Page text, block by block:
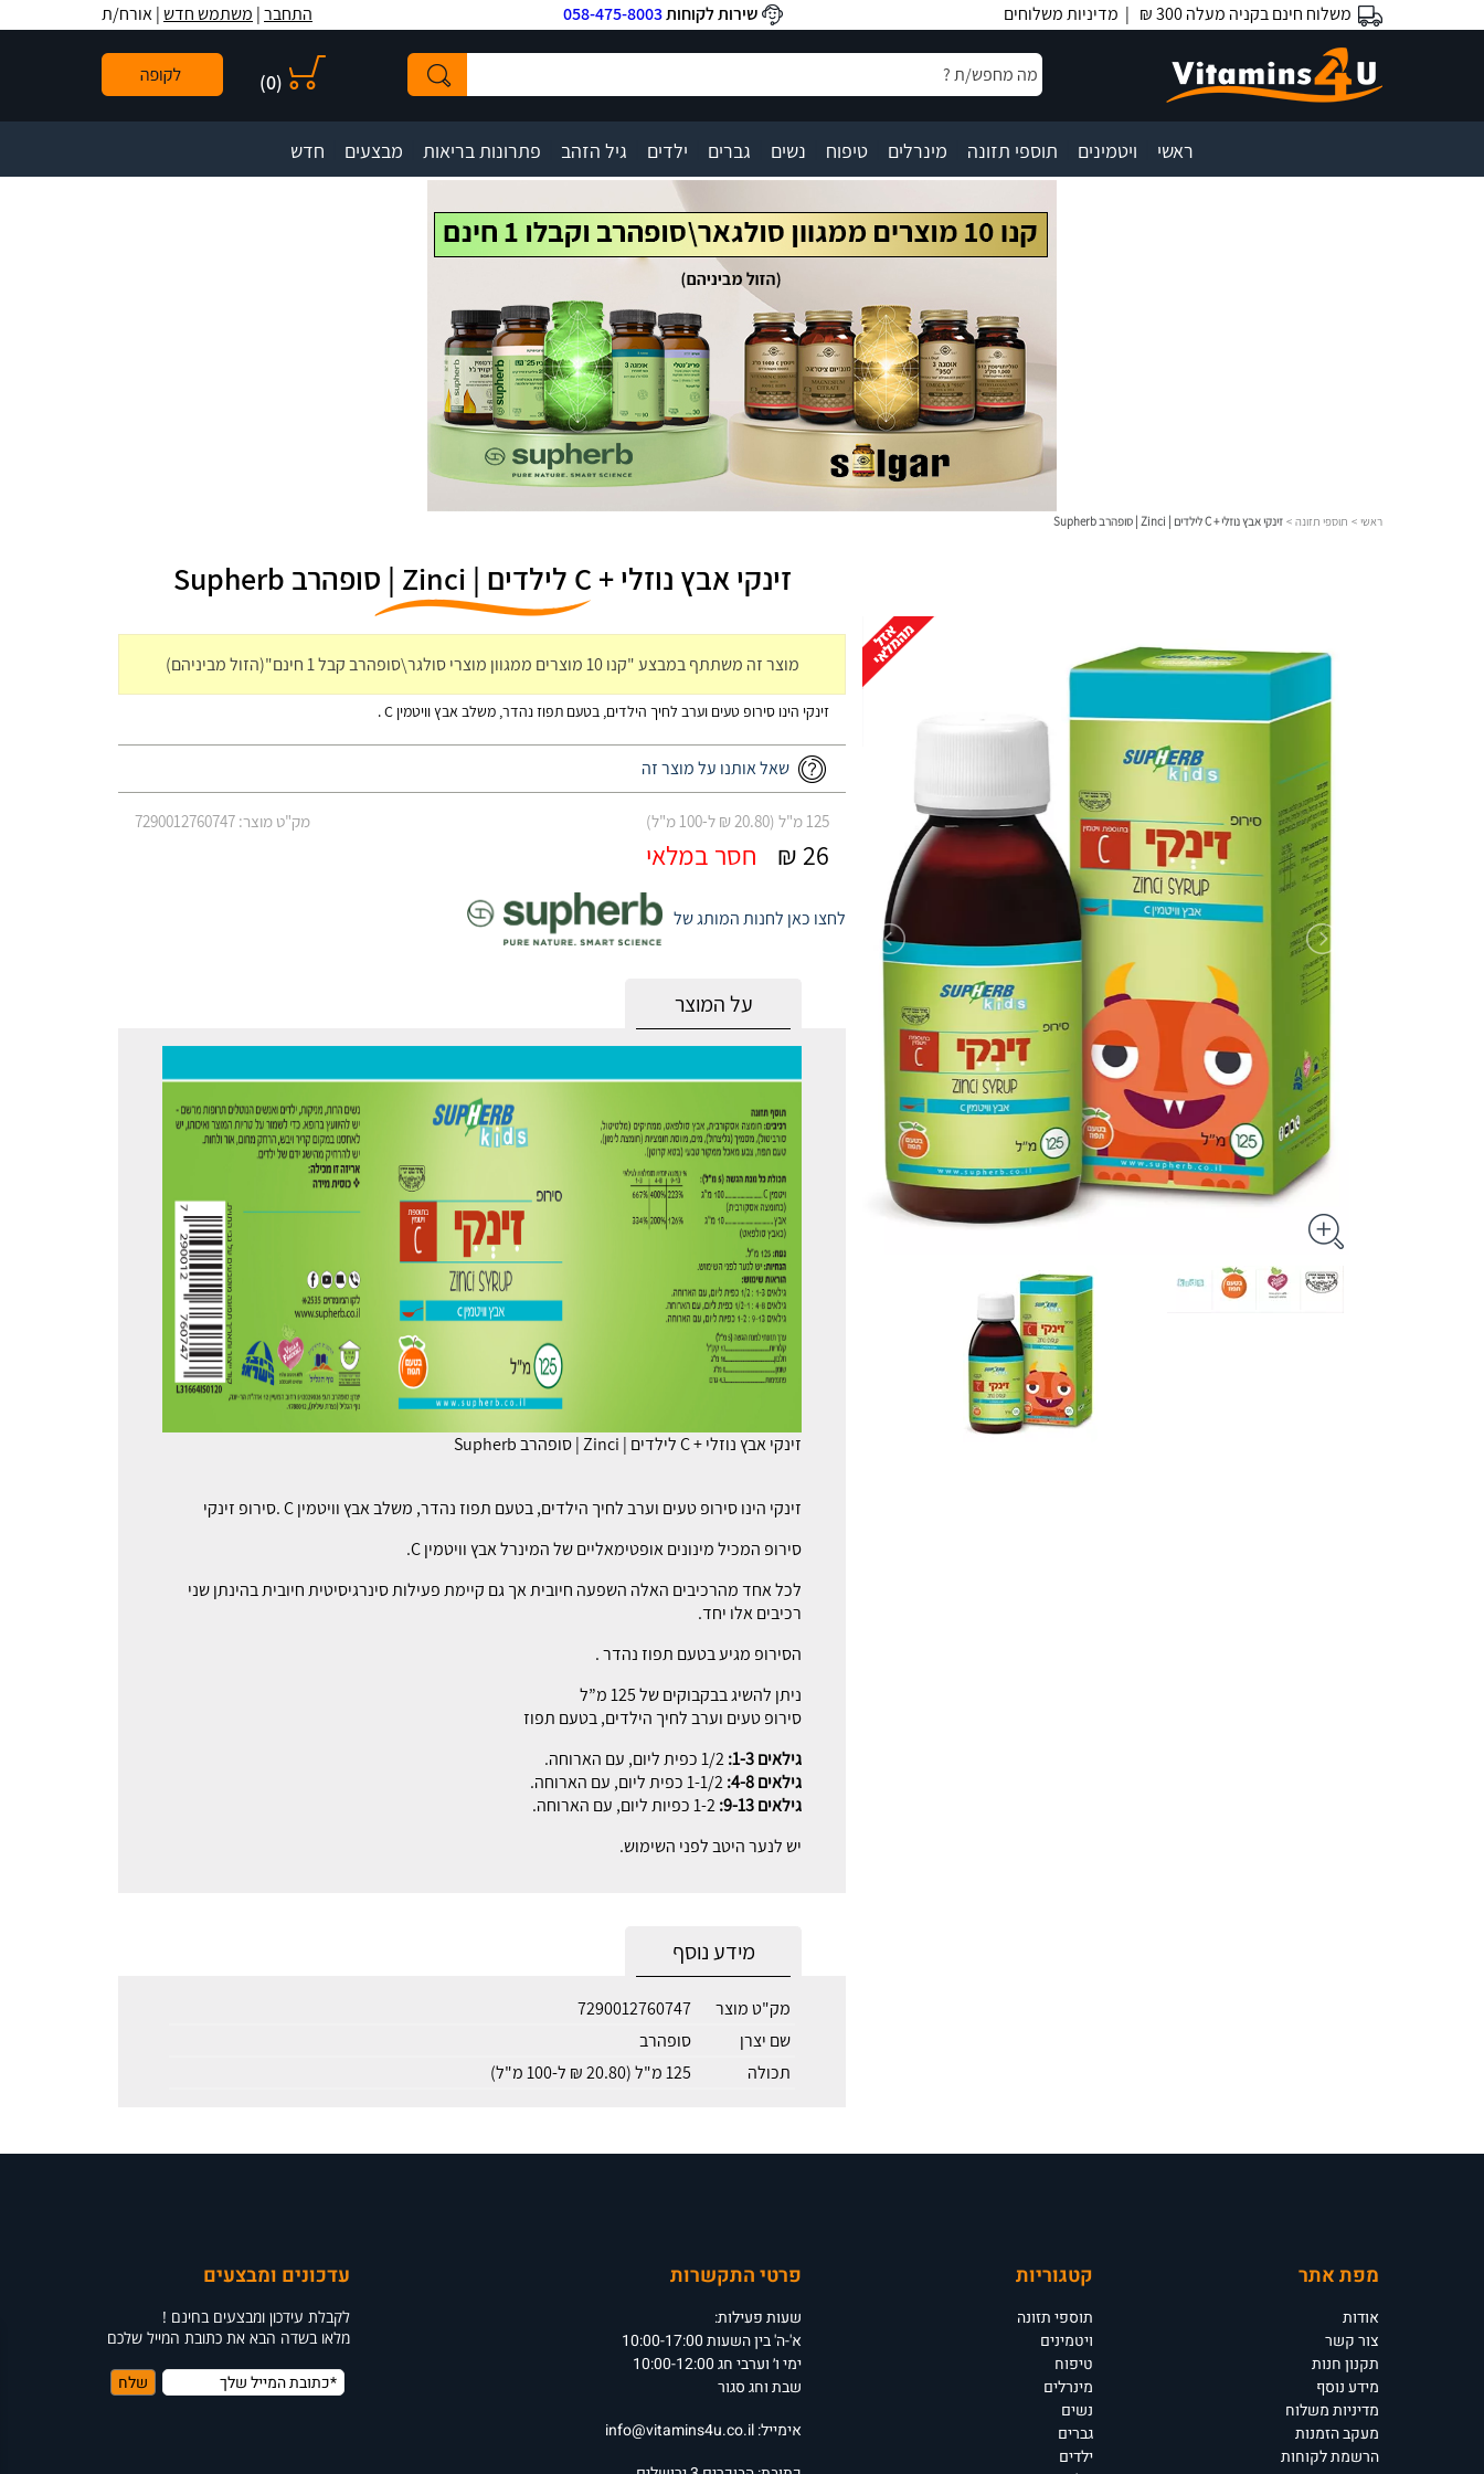
נגישות
אתר
המרכזי
משלוח חינם בקניה מעלה 300 ₪ | מדיניות משלוחים שירות לקוחות058-475-8003 התחבר| משתמש חדש| אורח/ת
(
0
)
ראשי ויטמינים תוספי תזונה מינרלים טיפוח נשים גברים ילדים גיל הזהב פתרונות בריאות מבצעים חדש
ראשי > תוספי תזונה > זינקי אבץ נוזלי + C לילדים | Zinci | סופהרב Supherb
זינקי אבץ נוזלי + C לילדים | Zinci | סופהרב Supherb
מוצר זה משתתף במבצע "קנו 10 מוצרים ממגוון מוצרי סולגר\סופהרב קבל 1 חינם"(הזול מביניהם)
זינקי הינו סירופ טעים וערב לחיך הילדים, בטעם תפוז נהדר, משלב אבץ וויטמין C .
שאל אותנו על מוצר זה
125 מ"ל (20.80 ₪ ל-100 מ"ל) מק"ט מוצר: 7290012760747
26 ₪ חסר במלאי
לחצו כאן לחנות המותג של
על המוצר
זינקי אבץ נוזלי + C לילדים | Zinci | סופהרב Supherb
זינקי הינו סירופ טעים וערב לחיך הילדים, בטעם תפוז נהדר, משלב אבץ וויטמין C .סירופ זינקי
סירופ המכיל מינונים אופטימאליים של המינרל אבץ וויטמין C.
לכל אחד מהרכיבים האלה השפעה חיובית אך גם קיימת פעילות סינרגיסיטית חיובית בהינתן שני
רכיבים אלו יחד.
הסירופ מגיע בטעם תפוז נהדר .
ניתן להשיג בבקבוקים של 125 מ”ל
סירופ טעים וערב לחיך הילדים, בטעם תפוז
גילאים 1-3
:
גילאים 4-8:
גילאים 9-13:
יש לנער היטב לפני השימוש.
מידע נוסף
מק"ט מוצר
7290012760747
שם יצרן
סופהרב
תכולה
125 מ"ל (20.80 ₪ ל-100 מ"ל)
מפת אתר
אודות
צור קשר
תקנון חנות
מידע נוסף
מדיניות משלוח
מעקב הזמנות
הרשמת לקוחות
קטגוריות
תוספי תזונה
ויטמינים
טיפוח
מינרלים
נשים
גברים
ילדים
פרטי התקשרות
שעות פעילות:
א'-ה' בין השעות 10:00-17:00
ימי ו׳ וערבי חג 10:00-12:00
שבת וחג סגור
אימייל:info@vitamins4u.co.il
עדכונים ומבצעים
לקבלת עידכון ומבצעים בחינם !
מלאו בשדה הבא את כתובת המייל שלכם